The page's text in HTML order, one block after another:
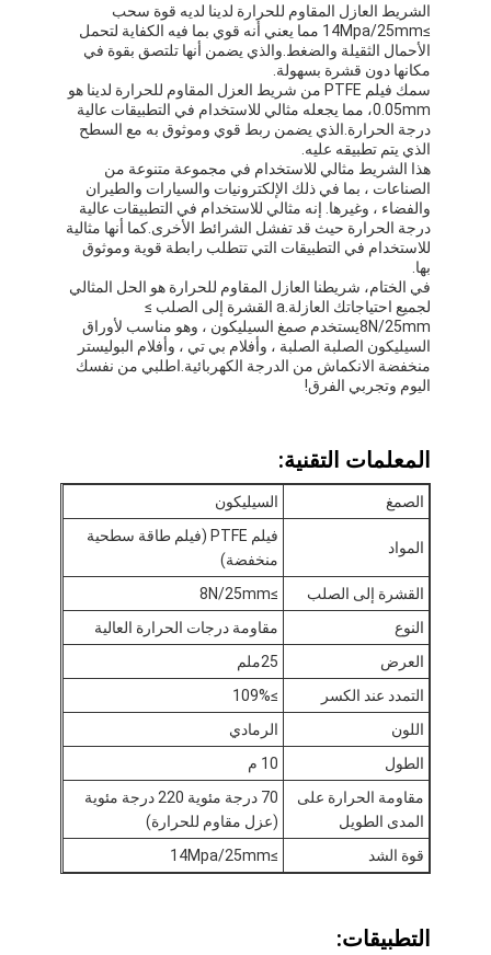
الصفحة الرئيسية
منتجات
معلومات عنا
الشريط العازل المقاوم للحرارة لدينا لديه قوة سحب
≥14Mpa/25mm مما يعني أنه قوي بما فيه الكفاية لتحمل
الأحمال الثقيلة والضغط.والذي يضمن أنها تلتصق بقوة في
مكانها دون قشرة بسهولة.
سمك فيلم PTFE من شريط العزل المقاوم للحرارة لدينا هو
0.05mm، مما يجعله مثالي للاستخدام في التطبيقات عالية
درجة الحرارة.الذي يضمن ربط قوي وموثوق به مع السطح
الذي يتم تطبيقه عليه.
هذا الشريط مثالي للاستخدام في مجموعة متنوعة من
الصناعات ، بما في ذلك الإلكترونيات والسيارات والطيران
والفضاء ، وغيرها. إنه مثالي للاستخدام في التطبيقات عالية
درجة الحرارة حيث قد تفشل الشرائط الأخرى.كما أنها مثالية
للاستخدام في التطبيقات التي تتطلب رابطة قوية وموثوق
بها.
في الختام، شريطنا العازل المقاوم للحرارة هو الحل المثالي
لجميع احتياجاتك العازلة.a القشرة إلى الصلب ≥
8N/25mmيستخدم صمغ السيليكون ، وهو مناسب لأوراق
السيليكون الصلبة الصلبة ، وأفلام بي تي ، وأفلام البوليستر
منخفضة الانكماش من الدرجة الكهربائية.اطلبي من نفسك
اليوم وتجربي الفرق!
المعلمات التقنية:
الصمغ السيليكون
المواد
فيلم PTFE (فيلم طاقة سطحية
منخفضة)
القشرة إلى الصلب
≥8N/25mm
النوع
مقاومة درجات الحرارة العالية
العرض
25ملم
التمدد عند الكسر
≥109%
اللون
الرمادي
الطول
10 م
مقاومة الحرارة على
المدى الطويل
70 درجة مئوية 220 درجة مئوية
(عزل مقاوم للحرارة)
قوة الشد
≥14Mpa/25mm
التطبيقات: